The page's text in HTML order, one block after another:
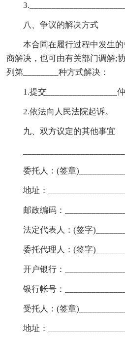
八、争议的解决方式
本合同在履行过程中发生
商解决，也可由有关部门调解;
列第________种方式解决：
1.提交________________
2.依法向人民法院起诉。
九、双方议定的其他事宜
委托人：(签章
地址：
邮政编码：
法定代表人：(签字
委托代理人：(签字
开户银行：
银行帐号：
受托人：(签章
地址：